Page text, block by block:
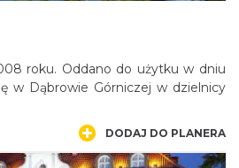
roku. Oddano do użytku w dniu
w Dąbrowie Górniczej w dzielnicy
DODAJ DO PLANERA